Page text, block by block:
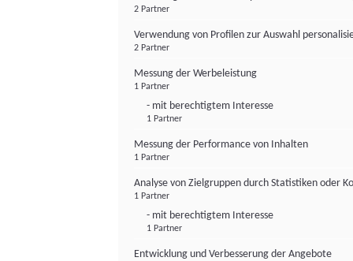
2 Partner
Verwendung von Profilen zur Auswahl
2 Partner
Messung der Werbeleistung
1 Partner
- mit berechtigtem Interesse
1 Partner
Messung der Performance von Inhalten
1 Partner
Analyse von Zielgruppen durch Statistiken oder
1 Partner
- mit berechtigtem Interesse
1 Partner
Entwicklung und Verbesserung der Angebote